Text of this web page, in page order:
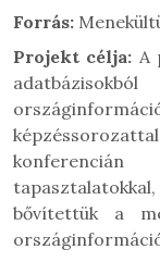
Forrás:
Projekt célja: A
bővítettük a